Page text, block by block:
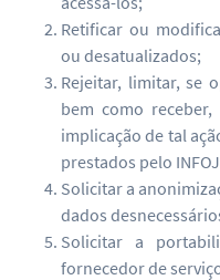
Retificar ou
ou desatualizados;
Rejeitar, limitar, se
bem como
implicação de tal
prestados pelo
Solicitar a
dados
Solicitar a
fornecedor de